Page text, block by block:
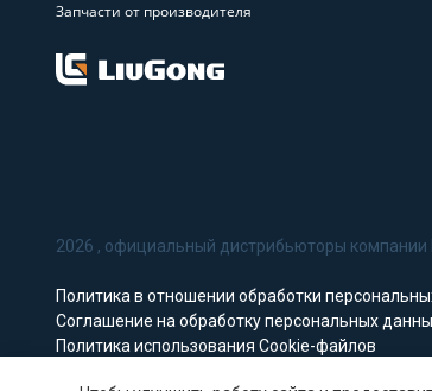
Запчасти от производителя
2026 , официальный дистрибьюторы компании
Политика в отношении обработки
Соглашение на обработку персональных
Политика использования Cookie-файлов